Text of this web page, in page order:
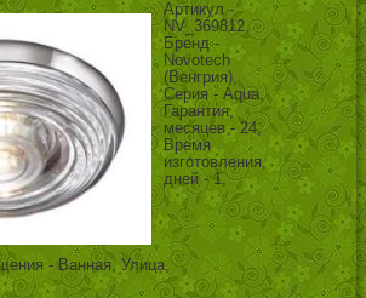
Артикул -
NV_369812,
Бренд -
Novotech
(Венгрия),
Серия - Aqua,
Гарантия,
месяцев - 24,
Время
изготовления,
дней - 1,
- Ванная, Улица,